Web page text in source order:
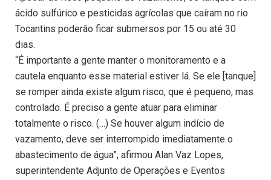
ácido sulfúrico e pesticidas agrícolas que caíram no rio
Tocantins poderão ficar submersos por 15 ou até 30
dias.
“É importante a gente manter o monitoramento e a
cautela enquanto esse material estiver lá. Se ele [tanque]
se romper ainda existe algum risco, que é pequeno, mas
controlado. É preciso a gente atuar para eliminar
totalmente o risco. (…) Se houver algum indício de
vazamento, deve ser interrompido imediatamente o
abastecimento de água”, afirmou Alan Vaz Lopes,
superintendente Adjunto de Operações e Eventos